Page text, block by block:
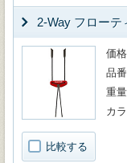
2-Way フロー
比較する
価格
品番
重量
カ